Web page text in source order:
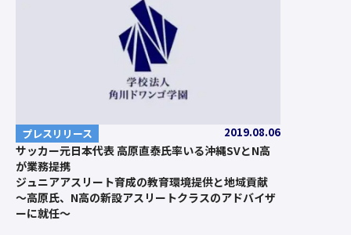
プレスリリース 2019.08.06
サッカー元日本代表 高原直泰氏率いる沖縄SVとN高
が業務提携
ジュニアアスリート育成の教育環境提供と地域貢献
～高原氏、N高の新設アスリートクラスのアドバイザ
ーに就任～